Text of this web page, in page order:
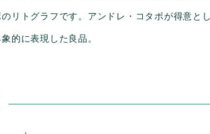
リトグラフです。アンドレ・コタボが得意と
的に表現した良品。